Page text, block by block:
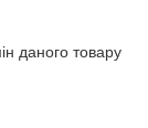
даного товару